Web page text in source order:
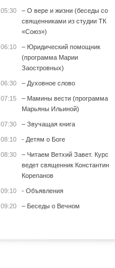
05:30
– О вере и жизни (беседы со
священниками из студии ТК
«Союз»)
06:10
– Юридический помощник
(программа Марии
Заостровных)
06:30 – Духовное слово
07:15
– Мамины вести (программа
Марьяны Ильиной)
07:30 – Звучащая книга
08:10 - Детям о Боге
08:30
– Читаем Ветхий Завет. Курс
ведет священник Константин
Корепанов
09:10 - Объявления
09:20 – Беседы о Вечном